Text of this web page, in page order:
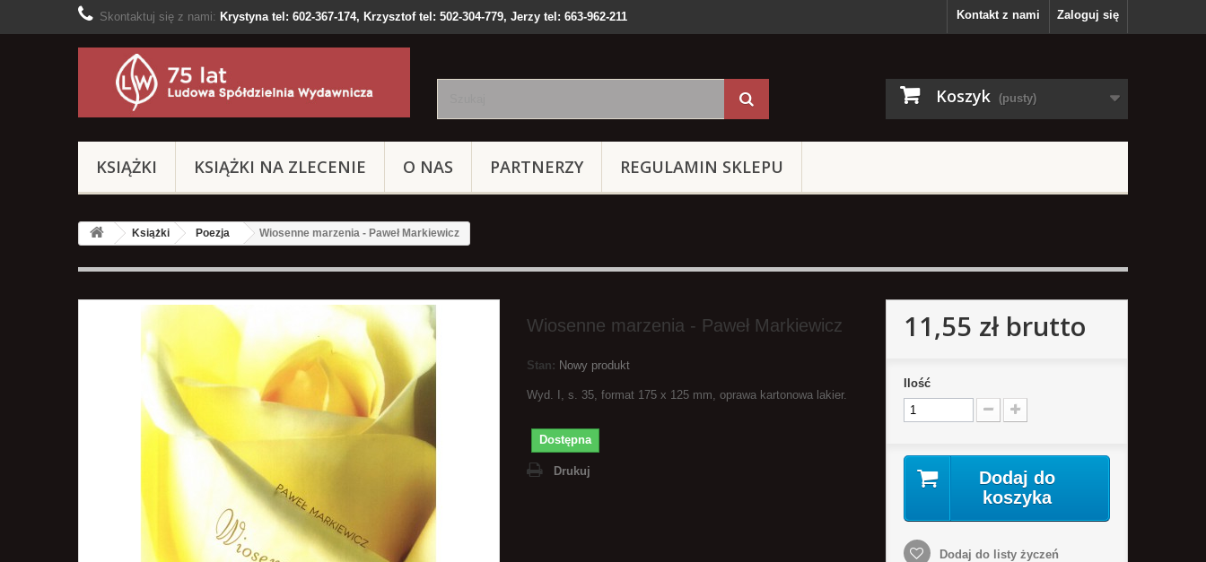
Zaloguj się
Kontakt z nami
Skontaktuj się z nami: Krystyna tel: 602-367-174, Krzysztof tel: 502-304-779, Jerzy tel: 663-962-211
Koszyk (pusty)
KSIĄŻKI KSIĄŻKI NA ZLECENIE O NAS PARTNERZY REGULAMIN SKLEPU
Książki Poezja Wiosenne marzenia - Paweł Markiewicz
Wiosenne marzenia - Paweł Markiewicz
Stan: Nowy produkt
Wyd. I, s. 35, format 175 x 125 mm, oprawa kartonowa lakier.
Dostępna
Drukuj
11,55 złbrutto
Ilość
Dodaj do
koszyka
Dodaj do listy życzeń